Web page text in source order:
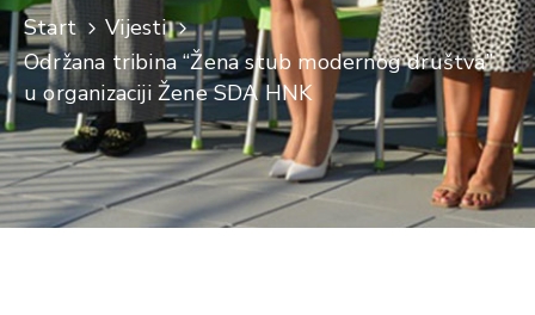
Start
Vijesti
Održana tribina “Žena stub modernog društva”
u organizaciji Žene SDA HNK